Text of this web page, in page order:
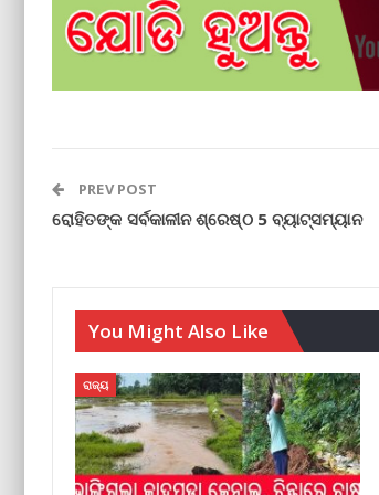
PREV POST
ରୋହିତଙ୍କ ସର୍ବକାଳୀନ ଶ୍ରେଷ୍ଠ 5 ବ୍ୟାଟ୍ସମ୍ୟାନ
You Might Also Like
ରାଜ୍ୟ